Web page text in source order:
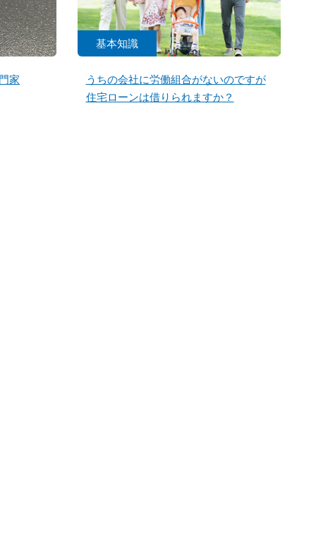
家
基本知識
うちの会社に労働組合がないのですが
住宅ローンは借りられますか？